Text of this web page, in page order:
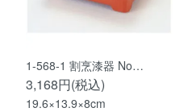
1-568-1 割烹漆器 No…
3,168円(税込)
19.6×13.9×8cm